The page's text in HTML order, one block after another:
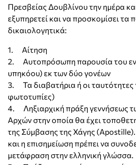
Πρεσβείας Δουβλίνου την ημέρα
εξυπηρετεί και να προσκομίσει τα
δικαιολογητικά:
1. Αίτηση
2. Αυτοπρόσωπη παρουσία του
υπηκόου) εκ των δύο γονέων
3. Τα διαβατήρια ή οι ταυτότητες
φωτοτυπίες)
4. Ληξιαρχική πράξη γεννήσεως
Αρχών στην οποία θα έχει
της Σύμβασης της Χάγης
και η επισημείωση πρέπει να
μετάφραση στην ελληνική γλώσσα.